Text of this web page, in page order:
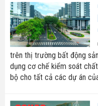
trên thị trường bất động
dụng cơ chế kiểm soát
bộ cho tất cả các dự án